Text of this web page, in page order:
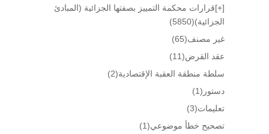
[+]قرارات محكمة التمييز بصفتها الجزائية (المبادئ
الجزائية)(5850)
غير مصنف(65)
عقد القرض(11)
سلطة منطقة العقبة الإقتصادية(2)
دستور (1)
تعليمات(3)
تصحيح خطأ موضوعي(1)